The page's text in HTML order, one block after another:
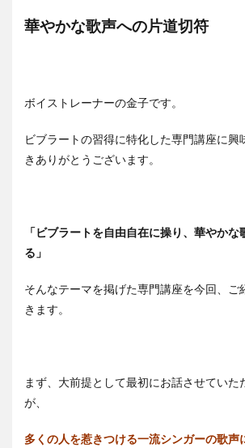
華やかな歌声への片道切符
ボイストレーナーの金子です。
ビブラートの習得に特化した専門講座に興
きありがとうございます。
「ビブラートを自由自在に操り、華やかな
る」
そんなテーマを掲げた専門講座を今回、ご
きます。
まず、大前提として最初にお話させていた
が、
多くの人を惹きつける一流シンガーの歌声